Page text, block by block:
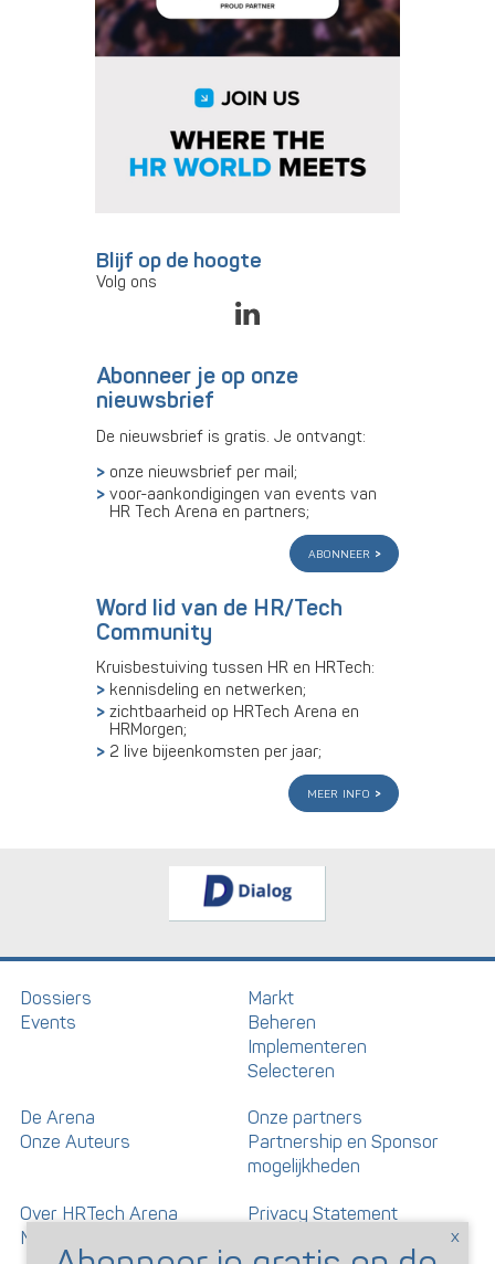
Blijf op de hoogte
Volg ons
Abonneer je op onze
nieuwsbrief
De nieuwsbrief is gratis. Je ontvangt:
onze nieuwsbrief per mail;
voor-aankondigingen van events van
HR Tech Arena en partners;
abonneer
Word lid van de HR/Tech
Community
Kruisbestuiving tussen HR en HRTech:
kennisdeling en netwerken;
zichtbaarheid op HRTech Arena en
HRMorgen;
2 live bijeenkomsten per jaar;
meer info
Dossiers
Events
Markt
Beheren
Implementeren
Selecteren
De Arena
Onze Auteurs
Onze partners
Partnership en Sponsor
mogelijkheden
Over HRTech Arena
Nieuwsbrief
Privacy Statement
Gedragscode artikelen en